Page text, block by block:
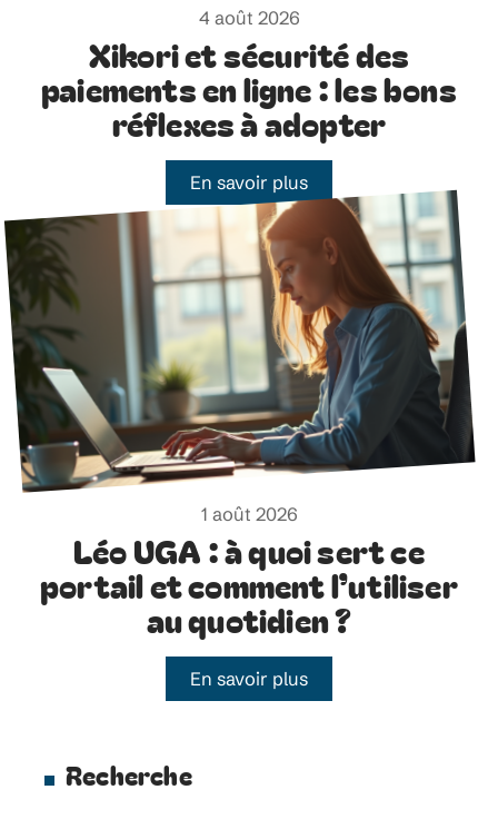
4 août 2026
Xikori et sécurité des
paiements en ligne : les bons
réflexes à adopter
En savoir plus
1 août 2026
Léo UGA : à quoi sert ce
portail et comment l’utiliser
au quotidien ?
En savoir plus
Recherche